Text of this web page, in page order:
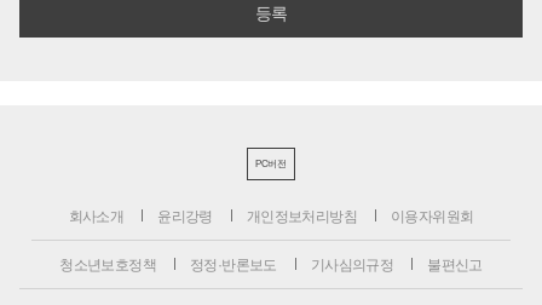
PC버전
회사소개 윤리강령 개인정보처리방침 이용자위원회
청소년보호정책 정정·반론보도 기사심의규정 불편신고